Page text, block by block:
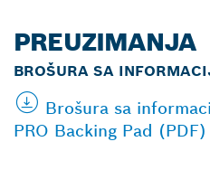
PREUZIMANJA
BROŠURA SA
Brošura sa
PRO Backing Pad (PDF)